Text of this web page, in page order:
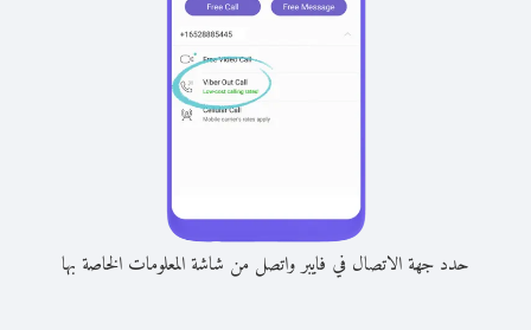
حدد جهة الاتصال في فايبر واتصل من شاشة المعلومات الخاصة بها